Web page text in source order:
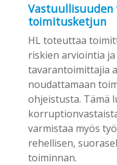
Vastuullisuuden
toimitusketjun
HL toteuttaa
riskien arviointia
tavarantoimittajia
noudattamaan
ohjeistusta. Tämä
varmistaa myös
rehellisen,
toiminnan.